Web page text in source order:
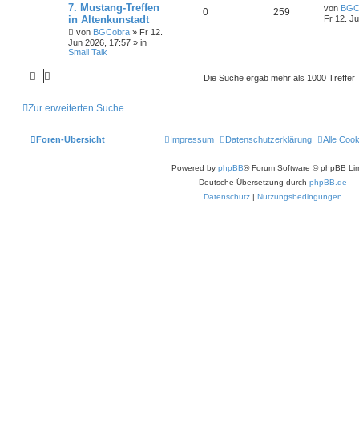
7. Mustang-Treffen
in Altenkunstadt
von BGCobra » Fr 12.
Jun 2026, 17:57 » in
Small Talk
0 259 von
Fr 12.
Die Suche ergab mehr als 1000 Treffer
Zur erweiterten Suche
Foren-Übersicht Alle
Datenschutzerklärung
Impressum
Powered by phpBB® Forum Software © phpBB
Deutsche Übersetzung durch phpBB.de
Datenschutz | Nutzungsbedingungen